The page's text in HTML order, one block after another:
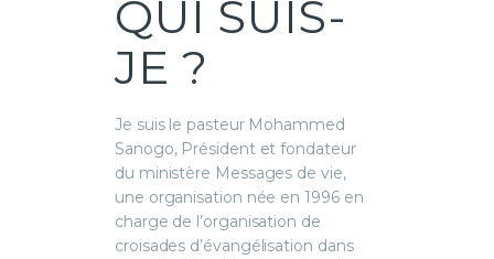
QUI SUIS-
JE ?
Je suis le pasteur Mohammed
Sanogo, Président et fondateur
du ministère Messages de vie,
une organisation née en 1996 en
charge de l’organisation de
croisades d’évangélisation dans